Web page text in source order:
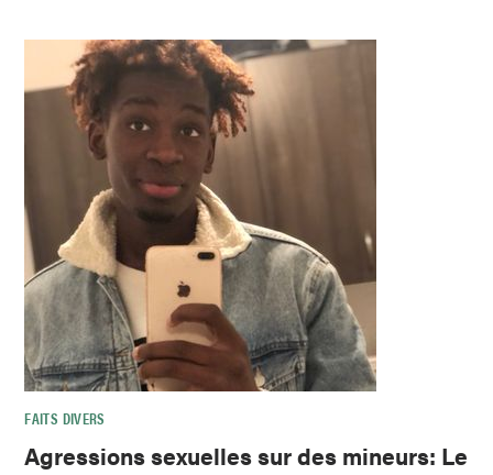
FAITS DIVERS
Agressions sexuelles sur des mineurs: Le